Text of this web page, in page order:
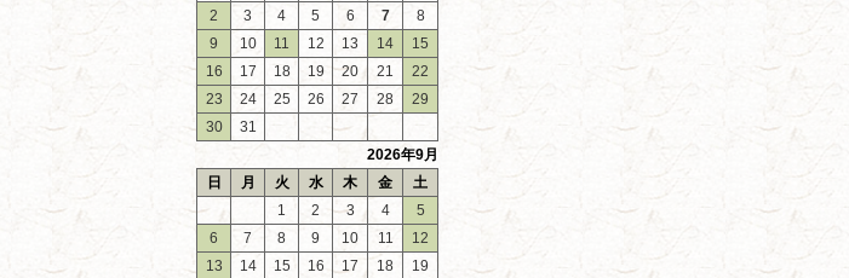
2
3 4 5 6 7
8
9
10 11 12 13 14
15
16
17 18 19 20 21
22
23
24 25 26 27 28
29
30
31
2026年9月
日
月 火 水 木 金
土
1
2 3 4
5
6
7 8 9 10 11
12
13
14 15 16 17 18
19